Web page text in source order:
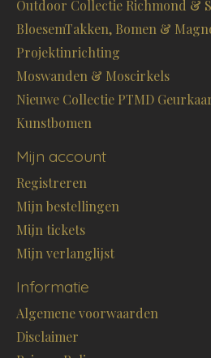
Outdoor Collectie Richmond &
BloesemTakken, Bomen &
Projektinrichting
Moswanden & Moscirkels
Nieuwe Collectie PTMD
Kunstbomen
Mijn account
Registreren
Mijn bestellingen
Mijn tickets
Mijn verlanglijst
Informatie
Algemene voorwaarden
Disclaimer